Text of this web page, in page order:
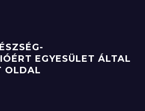
EGYESÜLET ÁLTAL
OLDAL